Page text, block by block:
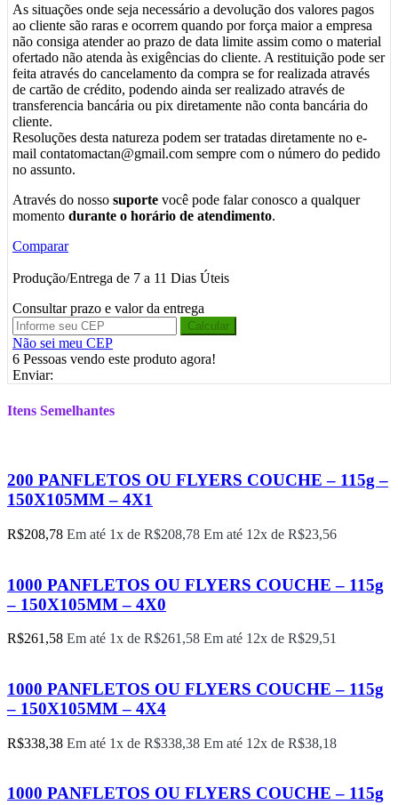
As situações onde seja necessário a devolução dos valores pagos
ao cliente são raras e ocorrem quando por força maior a empresa
não consiga atender ao prazo de data limite assim como o material
ofertado não atenda às exigências do cliente. A restituição pode ser
feita através do cancelamento da compra se for realizada através
de cartão de crédito, podendo ainda ser realizado através de
transferencia bancária ou pix diretamente não conta bancária do
cliente.
Resoluções desta natureza podem ser tratadas diretamente no e-
mail contatomactan@gmail.com sempre com o número do pedido
no assunto.
Através do nosso suporte você pode falar conosco a qualquer
momento durante o horário de atendimento.
Comparar
Produção/Entrega de 7 a 11 Dias Úteis
Consultar prazo e valor da entrega
Calcular
Não sei meu CEP
6 Pessoas vendo este produto agora!
Enviar:
Itens Semelhantes
200 PANFLETOS OU FLYERS COUCHE – 115g –
150X105MM – 4X1
R$208,78 Em até 1x de R$208,78 Em até 12x de R$23,56
1000 PANFLETOS OU FLYERS COUCHE – 115g
– 150X105MM – 4X0
R$261,58 Em até 1x de R$261,58 Em até 12x de R$29,51
1000 PANFLETOS OU FLYERS COUCHE – 115g
– 150X105MM – 4X4
R$338,38 Em até 1x de R$338,38 Em até 12x de R$38,18
1000 PANFLETOS OU FLYERS COUCHE – 115g